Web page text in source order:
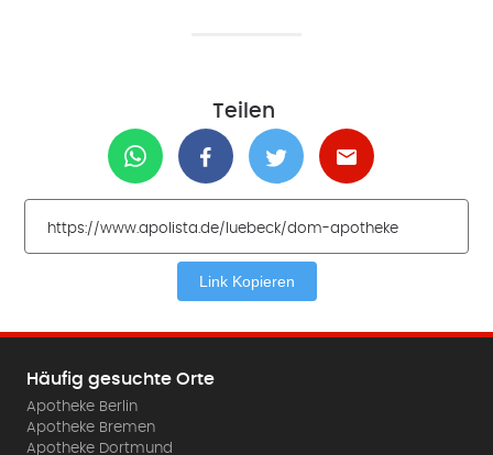
Teilen
Link Kopieren
Häufig gesuchte Orte
Apotheke Berlin
Apotheke Bremen
Apotheke Dortmund